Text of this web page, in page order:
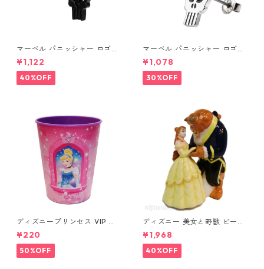
マーベル パニッシャー ロゴス
タッドピアス ブラック MARV
EL
¥1,122
40%OFF
マーベル パニッシャー ロゴス
タッドピアス シルバー MARV
EL
¥1,078
30%OFF
ディズニープリンセス VIP パ
ーティーカップ コップ DISNE
Y
¥220
50%OFF
ディズニー 美女と野獣 ビース
ト&ベル ソルト&ペッパー DIS
NEY
¥1,968
40%OFF